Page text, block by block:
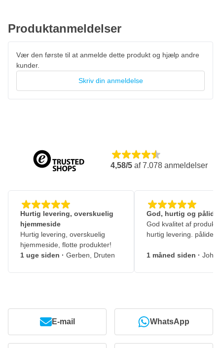
Produktanmeldelser
Vær den første til at anmelde dette produkt og hjælp andre
kunder.
Skriv din anmeldelse
4,58/5 af7.078 anmeldelser
Hurtig levering, overskuelig
hjemmeside
Hurtig levering, overskuelig
hjemmeside, flotte produkter!
1 uge siden · Gerben, Druten
God, hurtig og
God kvalitet af
hurtig levering.
1 måned siden ·
E-mail WhatsApp